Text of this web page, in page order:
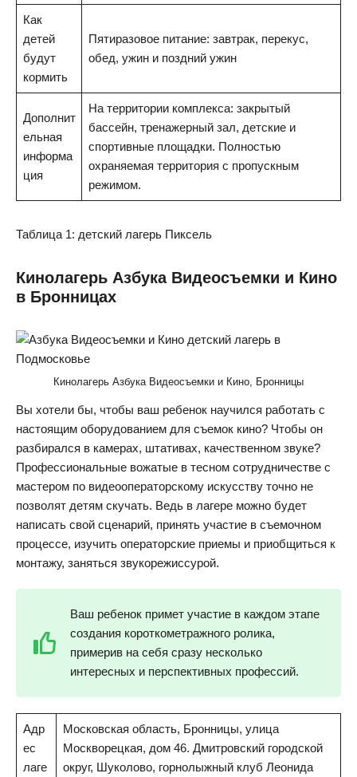
Как
детей
будут
кормить
Пятиразовое питание: завтрак, перекус,
обед, ужин и поздний ужин
Дополнит
ельная
информа
ция
На территории комплекса: закрытый
бассейн, тренажерный зал, детские и
спортивные площадки. Полностью
охраняемая территория с пропускным
режимом.
Таблица 1: детский лагерь Пиксель
Кинолагерь Азбука Видеосъемки и Кино
в Бронницах
Кинолагерь Азбука Видеосъемки и Кино, Бронницы
Вы хотели бы, чтобы ваш ребенок научился работать с
настоящим оборудованием для съемок кино? Чтобы он
разбирался в камерах, штативах, качественном звуке?
Профессиональные вожатые в тесном сотрудничестве с
мастером по видеооператорскому искусству точно не
позволят детям скучать. Ведь в лагере можно будет
написать свой сценарий, принять участие в съемочном
процессе, изучить операторские приемы и приобщиться к
монтажу, заняться звукорежиссурой.
Ваш ребенок примет участие в каждом этапе
создания короткометражного ролика,
примерив на себя сразу несколько
интересных и перспективных профессий.
Адр
ес
лаге
Московская область, Бронницы, улица
Москворецкая, дом 46. Дмитровский городской
округ, Шуколово, горнолыжный клуб Леонида